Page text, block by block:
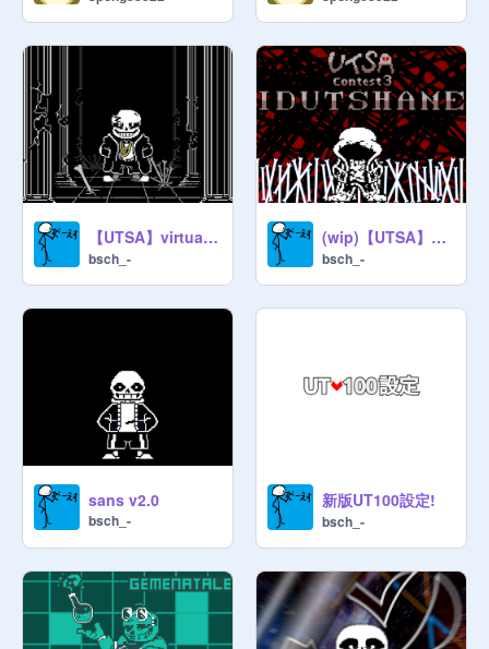
-⭐️⭐️⭐️Master managers⭐️⭐️⭐️-
They can add managers
They can expel creators
-------THEY ARE----------------------------
@micheal_wiliam_afton
@tozzi_
@worldgamesX
~~~~~~~~~~~
İnvite people if you are manager
I get tired because of this work
【UTSA】virtual-reality
bsch_-
(wip)【UTSA】EGODEATH full animation
bsch_-
sans v2.0
bsch_-
新版UT100設定!
bsch_-